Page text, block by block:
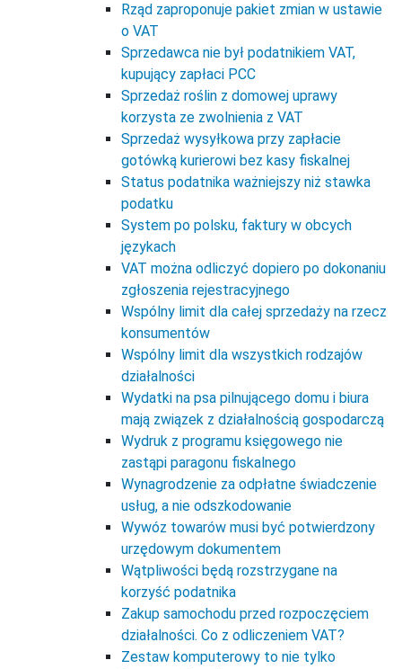
Rząd zaproponuje pakiet zmian w ustawie
o VAT
Sprzedawca nie był podatnikiem VAT,
kupujący zapłaci PCC
Sprzedaż roślin z domowej uprawy
korzysta ze zwolnienia z VAT
Sprzedaż wysyłkowa przy zapłacie
gotówką kurierowi bez kasy fiskalnej
Status podatnika ważniejszy niż stawka
podatku
System po polsku, faktury w obcych
językach
VAT można odliczyć dopiero po dokonaniu
zgłoszenia rejestracyjnego
Wspólny limit dla całej sprzedaży na rzecz
konsumentów
Wspólny limit dla wszystkich rodzajów
działalności
Wydatki na psa pilnującego domu i biura
mają związek z działalnością gospodarczą
Wydruk z programu księgowego nie
zastąpi paragonu fiskalnego
Wynagrodzenie za odpłatne świadczenie
usług, a nie odszkodowanie
Wywóz towarów musi być potwierdzony
urzędowym dokumentem
Wątpliwości będą rozstrzygane na
korzyść podatnika
Zakup samochodu przed rozpoczęciem
działalności. Co z odliczeniem VAT?
Zestaw komputerowy to nie tylko